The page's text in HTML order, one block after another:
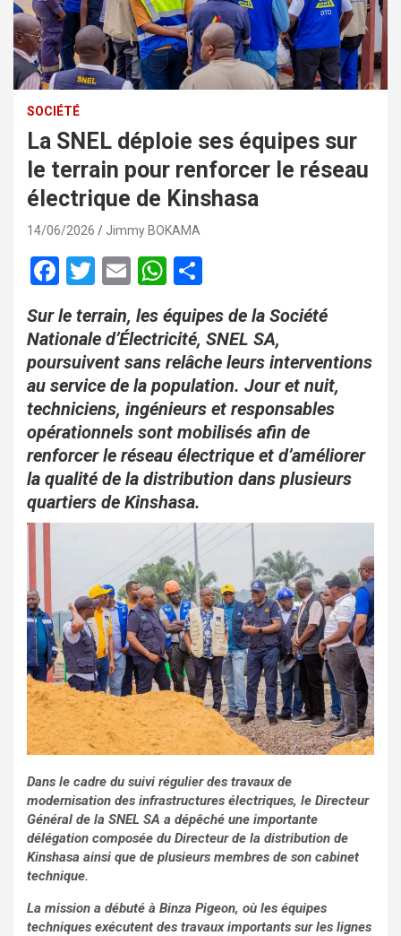
SOCIÉTÉ
La SNEL déploie ses équipes sur
le terrain pour renforcer le réseau
électrique de Kinshasa
14/06/2026 Jimmy BOKAMA
F
a
ce
b
o
o
k
T
wi
tt
er
E
m
ail
W
h
at
s
A
p
p
ta
g
er
Sur le terrain, les équipes de la Société
Nationale d’Électricité, SNEL SA,
poursuivent sans relâche leurs interventions
au service de la population. Jour et nuit,
techniciens, ingénieurs et responsables
opérationnels sont mobilisés afin de
renforcer le réseau électrique et d’améliorer
la qualité de la distribution dans plusieurs
quartiers de Kinshasa.
Dans le cadre du suivi régulier des travaux de
modernisation des infrastructures électriques, le Directeur
Général de la SNEL SA a dépêché une importante
délégation composée du Directeur de la distribution de
Kinshasa ainsi que de plusieurs membres de son cabinet
technique.
La mission a débuté à Binza Pigeon, où les équipes
techniques exécutent des travaux importants sur les lignes